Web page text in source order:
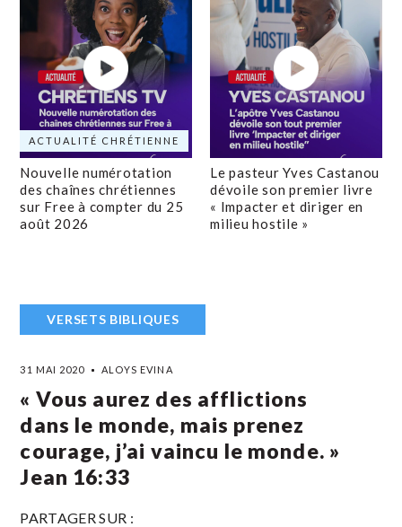
ACTUALITÉ CHRÉTIENNE
Nouvelle numérotation
des chaînes chrétiennes
sur Free à compter du 25
août 2026
Le pasteur Yves Castanou
dévoile son premier livre
« Impacter et diriger en
milieu hostile »
VERSETS BIBLIQUES
31 MAI 2020 ALOYS EVINA
« Vous aurez des afflictions
dans le monde, mais prenez
courage, j’ai vaincu le monde. »
Jean 16:33
PARTAGER SUR :